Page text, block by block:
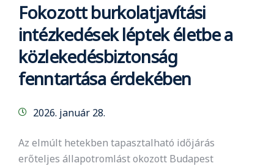
Fokozott burkolatjavítási
intézkedések léptek életbe a
közlekedésbiztonság
fenntartása érdekében
2026. január 28.
Az elmúlt hetekben tapasztalható időjárás
erőteljes állapotromlást okozott Budapest